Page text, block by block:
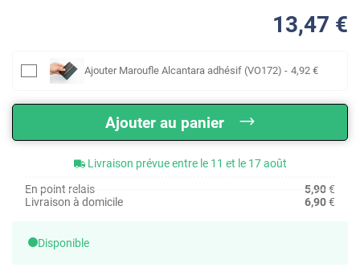
13,47 €
Ajouter Maroufle Alcantara adhésif (VO172) - 4,92 €
Ajouter au panier
Livraison prévue entre le 11 et le 17 août
En point relais
5,90€
Livraison à domicile
6,90€
Disponible